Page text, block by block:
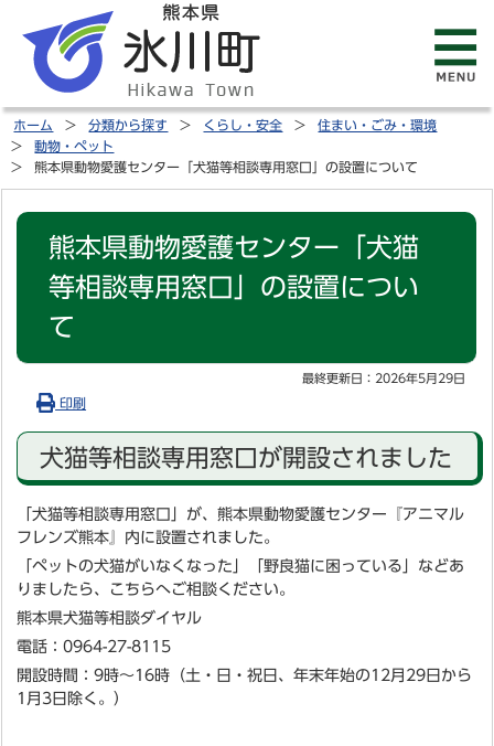
ホーム 分類から探す くらし・安全
住まい・ごみ・環境
動物・ペット
熊本県動物愛護センター「犬猫等相談専用窓口」の設置について
熊本県動物愛護センター「犬猫
等相談専用窓口」の設置につい
て
最終更新日： 2026年5月29日
印刷
犬猫等相談専用窓口が開設されました
「犬猫等相談専用窓口」が、熊本県動物愛護センター『アニマル
フレンズ熊本』内に設置されました。
「ペットの犬猫がいなくなった」「野良猫に困っている」などあ
りましたら、こちらへご相談ください。
熊本県犬猫等相談ダイヤル
電話：0964-27-8115
開設時間：9時～16時（土・日・祝日、年末年始の12月29日から
1月3日除く。）